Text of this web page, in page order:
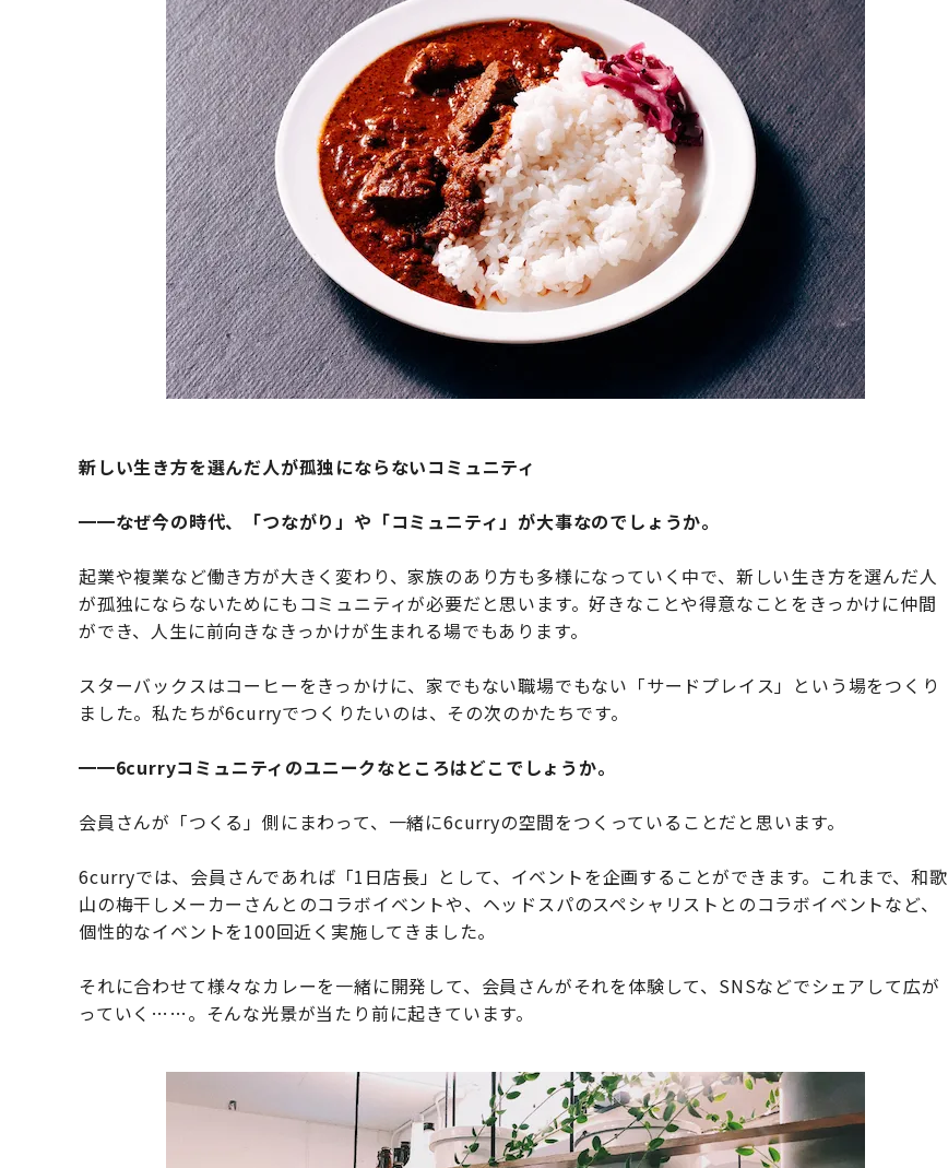
新しい生き方を選んだ人が孤独にならないコミュニティ
━━なぜ今の時代、「つながり」や「コミュニティ」が大事なのでしょうか。
起業や複業など働き方が大きく変わり、家族のあり方も多様になっていく中で、新しい生き方を選んだ人
が孤独にならないためにもコミュニティが必要だと思います。好きなことや得意なことをきっかけに仲間
ができ、人生に前向きなきっかけが生まれる場でもあります。
スターバックスはコーヒーをきっかけに、家でもない職場でもない「サードプレイス」という場をつくり
ました。私たちが6curryでつくりたいのは、その次のかたちです。
━━6curryコミュニティのユニークなところはどこでしょうか。
会員さんが「つくる」側にまわって、一緒に6curryの空間をつくっていることだと思います。
6curryでは、会員さんであれば「1日店長」として、イベントを企画することができます。これまで、和歌
山の梅干しメーカーさんとのコラボイベントや、ヘッドスパのスペシャリストとのコラボイベントなど、
個性的なイベントを100回近く実施してきました。
それに合わせて様々なカレーを一緒に開発して、会員さんがそれを体験して、SNSなどでシェアして広が
っていく……。そんな光景が当たり前に起きています。